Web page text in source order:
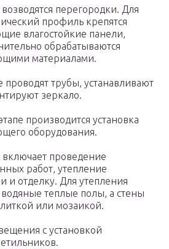
перегородки. Для
профиль крепятся
влагостойкие панели,
обрабатываются
материалами.
проводят трубы, устанавливают
зеркало.
производится установка
оборудования.
включает проведение
работ, утепление
и отделку. Для утепления
теплые полы, а стены
или мозаикой.
с установкой